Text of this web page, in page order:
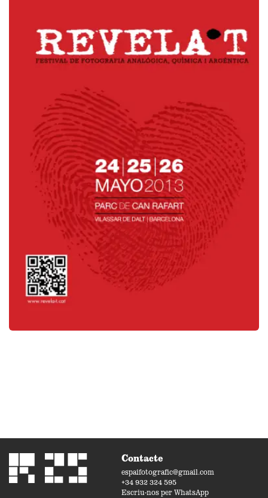
Contacte
espaifotografic@gmail.com
+34 932 324 595
Escriu-nos per WhatsApp